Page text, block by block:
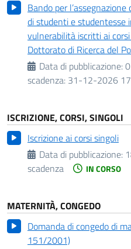
Bando per
di studenti e studentesse
vulnerabilità iscritti ai
Dottorato di Ricerca del
Data di pubblicazione:
scadenza: 31-12-2026
ISCRIZIONE, CORSI, SINGOLI
Iscrizione ai corsi singoli
Data di pubblicazione:
scadenza
IN CORSO
MATERNITÀ, CONGEDO
Domanda di congedo di
151/2001)